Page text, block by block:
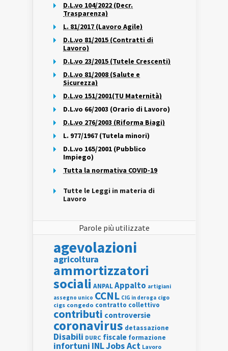
D.L.vo 104/2022 (Decr.
Trasparenza)
L. 81/2017 (Lavoro Agile)
D.L.vo 81/2015 (Contratti di
Lavoro)
D.L.vo 23/2015 (Tutele Crescenti)
D.L.vo 81/2008 (Salute e
Sicurezza)
D.L.vo 151/2001(TU Maternità)
D.L.vo 66/2003 (Orario di Lavoro)
D.L.vo 276/2003 (Riforma Biagi)
L. 977/1967 (Tutela minori)
D.L.vo 165/2001 (Pubblico
Impiego)
Tutta la normativa COVID-19
Tutte le Leggi in materia di
Lavoro
Parole più utilizzate
agevolazioni
agricoltura
ammortizzatori
sociali ANPALAppalto artigiani
assegno unico CCNL CIG in deroga cigo
cigs congedo contratto collettivo
contributi controversie
coronavirus detassazione
Disabili DURC fiscale formazione
infortuni INLJobs Act Lavoro